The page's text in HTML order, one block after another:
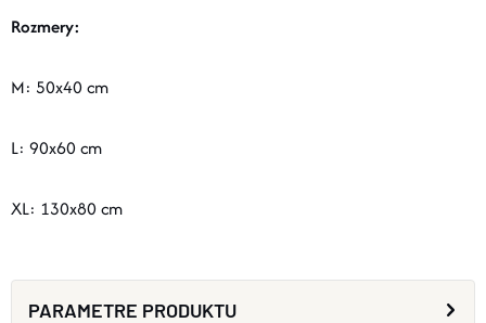
Rozmery:
M: 50x40 cm
L: 90x60 cm
XL: 130x80 cm
PARAMETRE PRODUKTU